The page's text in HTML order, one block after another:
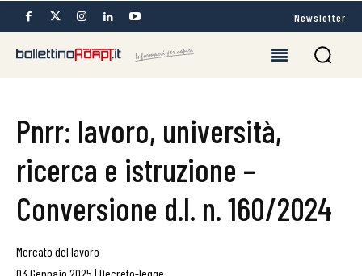
Newsletter
Pnrr: lavoro, università,
ricerca e istruzione –
Conversione d.l. n. 160/2024
Mercato del lavoro